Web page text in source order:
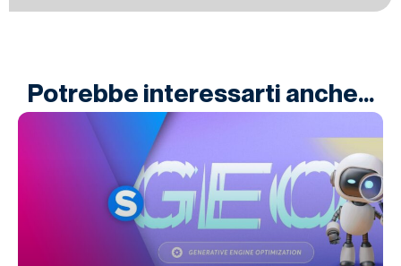
Potrebbe interessarti anche...